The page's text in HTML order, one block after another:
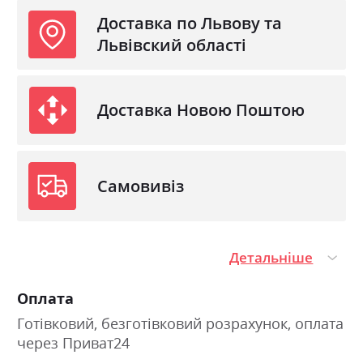
Доставка по Львову та
Львівский області
Доставка Новою Поштою
Самовивіз
Детальніше
Оплата
Готівковий, безготівковий розрахунок, оплата
через Приват24